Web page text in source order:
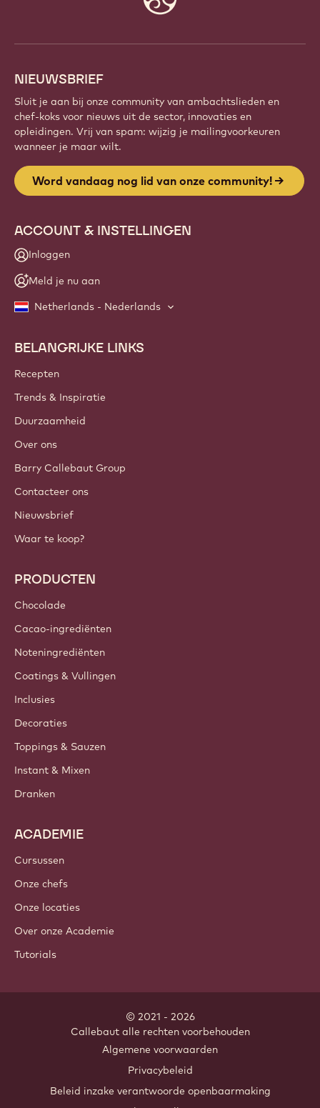
NIEUWSBRIEF
Sluit je aan bij onze community van ambachtslieden en
chef-koks voor nieuws uit de sector, innovaties en
opleidingen. Vrij van spam: wijzig je mailingvoorkeuren
wanneer je maar wilt.
Word vandaag nog lid van onze community!
ACCOUNT & INSTELLINGEN
Inloggen
Meld je nu aan
Netherlands - Nederlands
Footer
Callebaut
BELANGRIJKE LINKS
Recepten
Trends & Inspiratie
Duurzaamheid
Over ons
Barry Callebaut Group
Contacteer ons
Nieuwsbrief
Waar te koop?
PRODUCTEN
Chocolade
Cacao-ingrediënten
Noteningrediënten
Coatings & Vullingen
Inclusies
Decoraties
Toppings & Sauzen
Instant & Mixen
Dranken
ACADEMIE
Cursussen
Onze chefs
Onze locaties
Over onze Academie
Tutorials
© 2021 - 2026
Callebaut. alle rechten voorbehouden
navigation
Algemene voorwaarden
Privacybeleid
Beleid inzake verantwoorde openbaarmaking